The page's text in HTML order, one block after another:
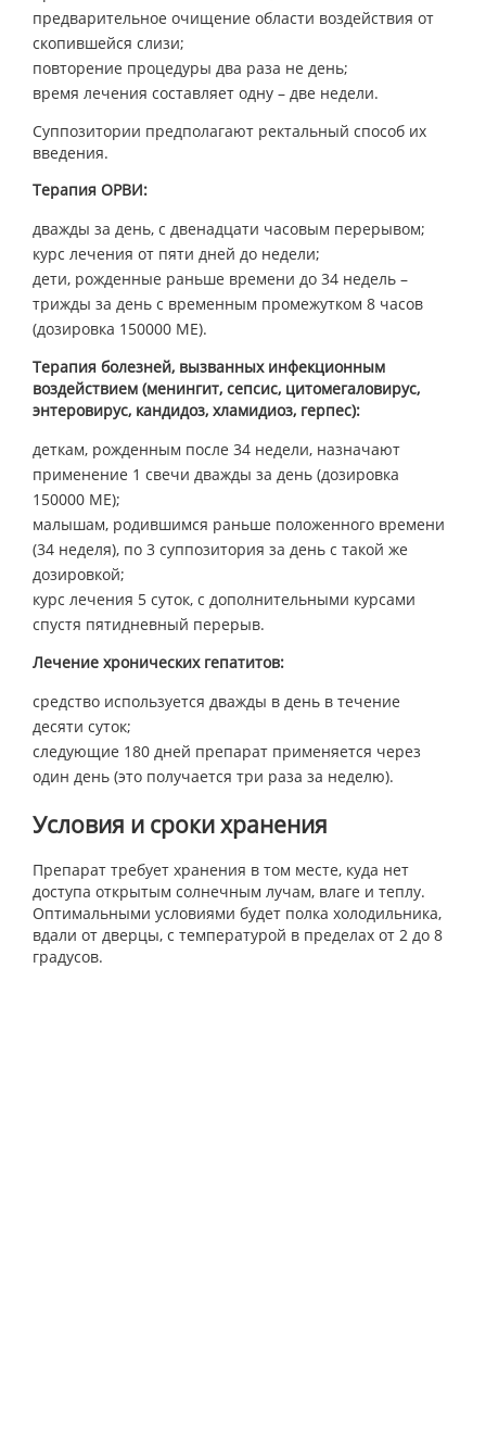
предварительное очищение области воздействия от
скопившейся слизи;
повторение процедуры два раза не день;
время лечения составляет одну – две недели.
Суппозитории предполагают ректальный способ их
введения.
Терапия ОРВИ:
дважды за день, с двенадцати часовым перерывом;
курс лечения от пяти дней до недели;
дети, рожденные раньше времени до 34 недель –
трижды за день с временным промежутком 8 часов
(дозировка 150000 МЕ).
Терапия болезней, вызванных инфекционным
воздействием (менингит, сепсис, цитомегаловирус,
энтеровирус, кандидоз, хламидиоз, герпес):
деткам, рожденным после 34 недели, назначают
применение 1 свечи дважды за день (дозировка
150000 МЕ);
малышам, родившимся раньше положенного времени
(34 неделя), по 3 суппозитория за день с такой же
дозировкой;
курс лечения 5 суток, с дополнительными курсами
спустя пятидневный перерыв.
Лечение хронических гепатитов:
средство используется дважды в день в течение
десяти суток;
следующие 180 дней препарат применяется через
один день (это получается три раза за неделю).
Условия и сроки хранения
Препарат требует хранения в том месте, куда нет
доступа открытым солнечным лучам, влаге и теплу.
Оптимальными условиями будет полка холодильника,
вдали от дверцы, с температурой в пределах от 2 до 8
градусов.